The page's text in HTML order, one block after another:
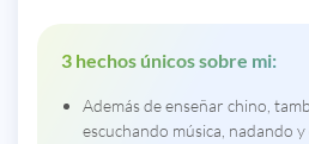
3 hechos únicos sobre mi:
Además de enseñar chino,
escuchando música, nadando y